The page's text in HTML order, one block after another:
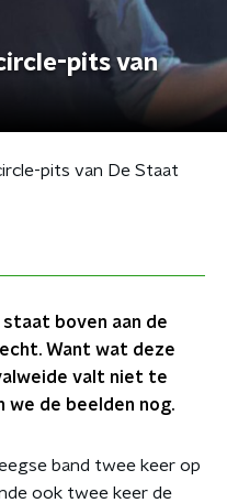
pits van
pits van De Staat
boven aan de
Want wat deze
valt niet te
we de beelden nog.
band twee keer op
ook twee keer de